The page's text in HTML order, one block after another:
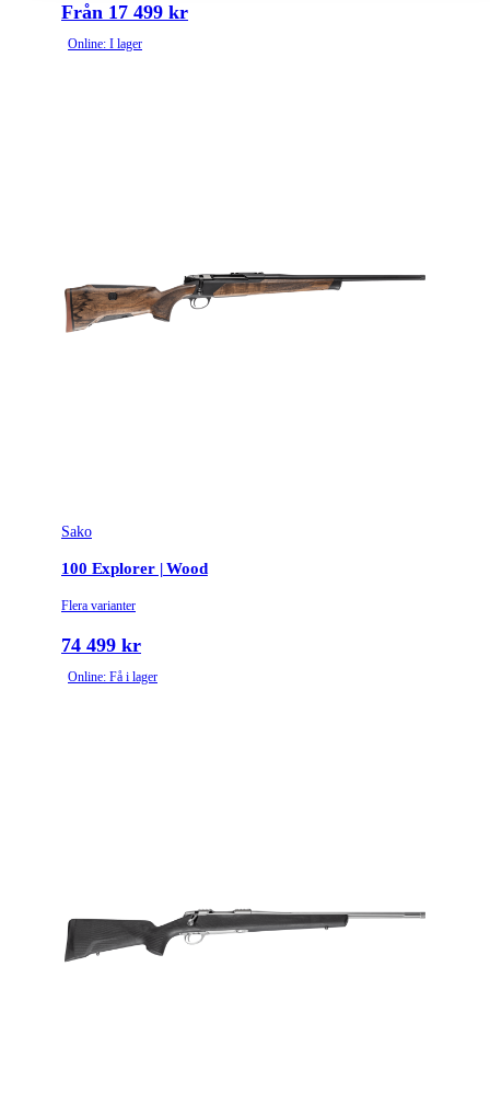
Från 17 499 kr
Online: I lager
Sako
100 Explorer | Wood
Flera varianter
74 499 kr
Online: Få i lager